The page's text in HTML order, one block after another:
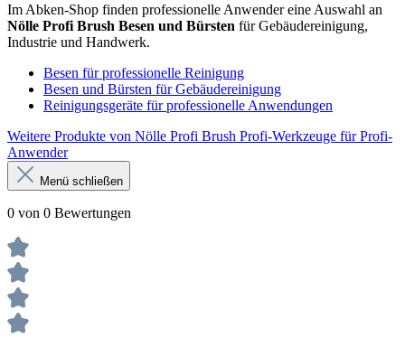
Im Abken-Shop finden professionelle Anwender eine Auswahl an
Nölle Profi Brush Besen und Bürsten für Gebäudereinigung,
Industrie und Handwerk.
Besen für professionelle Reinigung
Besen und Bürsten für Gebäudereinigung
Reinigungsgeräte für professionelle Anwendungen
Weitere Produkte von Nölle Profi Brush Profi-Werkzeuge für Profi-
Anwender
Menü schließen
0 von 0 Bewertungen